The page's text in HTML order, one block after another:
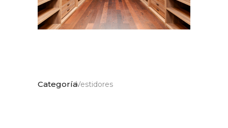
CategoríaVestidores